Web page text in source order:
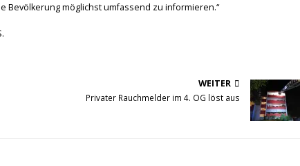
Bevölkerung möglichst umfassend zu informieren.“
WEITER
Privater Rauchmelder im 4. OG löst aus